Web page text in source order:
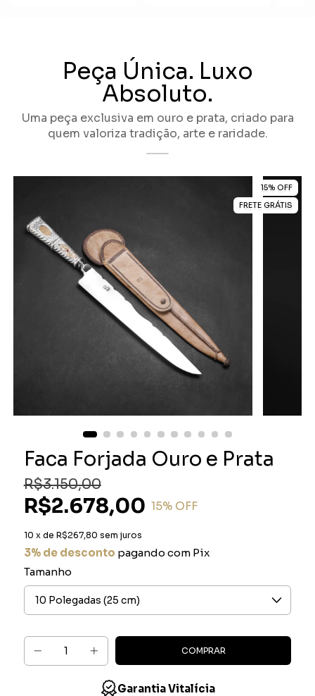
Peça Única. Luxo
Absoluto.
Uma peça exclusiva em ouro e prata, criado para
quem valoriza tradição, arte e raridade.
15% OFF
FRETE GRÁTIS
Faca Forjada Ouro e Prata
R$3.150,00
R$2.678,00 15% OFF
10 x de R$267,80 sem juros
3% de desconto pagando com Pix
Tamanho
Garantia Vitalícia